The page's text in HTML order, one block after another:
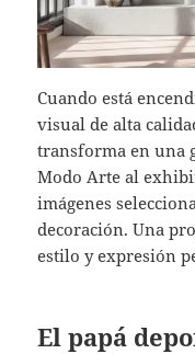
Cuando está
visual de alta
transforma en una
Modo Arte al
imágenes
decoración. Una
estilo y expresión
El papá